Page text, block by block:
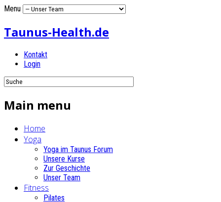
Menu
Taunus-Health.de
Kontakt
Login
Main menu
Home
Yoga
Yoga im Taunus Forum
Unsere Kurse
Zur Geschichte
Unser Team
Fitness
Pilates